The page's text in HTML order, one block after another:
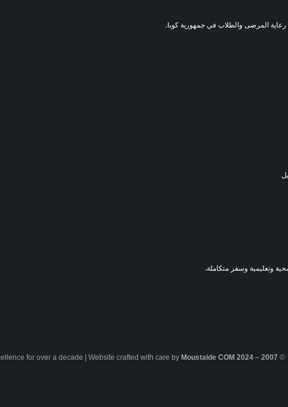
المرضى والطلاب في جمهورية كوبا.
وتعليمية وسفر متكاملة.
©
2007
–
2024
for over a decade | Website crafted with care by Moustaide COM